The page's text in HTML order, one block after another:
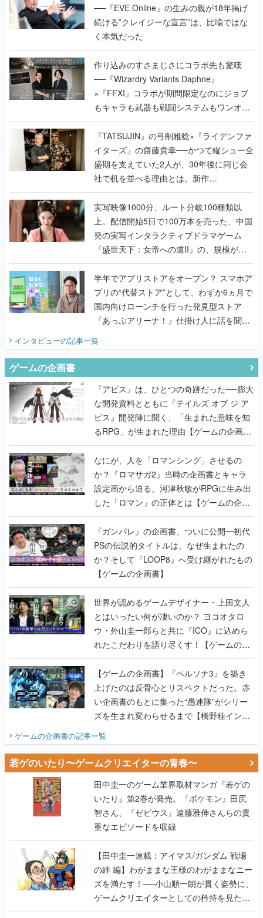
──『EVE Online』の生みの親が18年掲げ
続ける”クレイジーな宣言”は、比喩ではな
く本気だった
作り込みのすさまじさにコラボ先も驚嘆
──『Wizardry Variants Daphne』
×『FFXI』コラボが期間限定なのにジョブ
もキャラも武器も戦闘システムもワンオフ
で作り込まれた理由を両ディレクターに聞
く
『TATSUJIN』の弓削雅稔×『ライデンファ
イターズ』の齋藤貴幸──かつて縦シュー全
盛期を支えていた2人が、30年後に同じ会
社で机を並べる理由とは。新作
『TATSUJIN EXTREME』で初タッグを組
んだレジェンド2人に訊く開発秘話
実写映像1000分、ルート分岐100種類以
上。配信開始5日で100万本を売った、中国
発の実写インタラクティブドラマゲーム
『盛世天下：女帝への道II』の、規模が違
うこだわりをプロデューサーに聞いた
半年でアプリストアをオープン？ スマホア
プリの“代替ストア”として、わずか6ヵ月で
国内向けローンチを行った発見型ストア
『あっぷアリーナ！』仕掛け人に話を聞い
インタビューの記事一覧
ゲームの企画書
『アビス』は、ひとつの奇跡だった──膨大
な開発資料とともに『テイルズ オブ ジ ア
ビス』開発陣に聞く、「生まれた意味を知
るRPG」が生まれた理由【ゲームの企画
書】
なにが、人を「ロマンシング」させるの
か？『ロマサガ2』当時の企画書とキャラ
設定画から迫る、河津秋敏がRPGに生み出
した「ロマン」の正体とは【ゲームの企画
書】
『ガンパレ』の企画書、ついに公開━初代
PSの伝説的タイトルは、なぜ生まれたの
か？そして『LOOP8』へ受け継がれたもの
【ゲームの企画書】
世界が認めるゲームデザイナー・上田文人
とはいったい何が凄いのか？ ヨコオタロ
ウ・外山圭一郎らと共に『ICO』に込めら
れたこだわりを語り尽くす！【ゲームの企
画書】
【ゲームの企画書】『ペルソナ3』を築き
上げたのは反骨心とリスペクトだった。赤
い企画書のもとに集った“愚連隊”がシリー
ズを生まれ変わらせるまで【橋野桂インタ
ゲームの企画書の記事一覧
若ゲのいたり〜ゲームクリエイターの青春〜
田中圭一のゲーム業界取材マンガ『若ゲの
いたり』第2巻が発売。『ポケモン』田尻
智さん、『ゼビウス』遠藤雅伸さんらの貴
重なエピソードを収録
【田中圭一連載：アイマス/ガンダム 戦場
の絆 編】わがままな王様のわがままなニー
ズを満たす！──小山順一朗が貫く姿勢に、
ゲームクリエイターとしての矜持を見た
【若ゲのいたり最終回】